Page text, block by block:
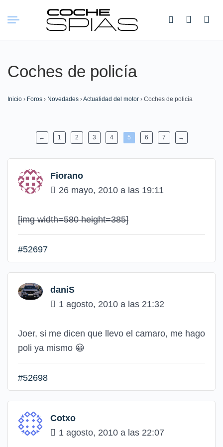
Buscar:
Coches de policía
Inicio › Foros › Novedades ›Actualidad del motor › Coches de policía
← 1 2 3 4 5 6 7 →
Fiorano
26 mayo, 2010 a las 19:11
[img width=580 height=385]
#52697
daniS
1 agosto, 2010 a las 21:32
Joer, si me dicen que llevo el camaro, me hago
poli ya mismo 😀
#52698
Cotxo
1 agosto, 2010 a las 22:07